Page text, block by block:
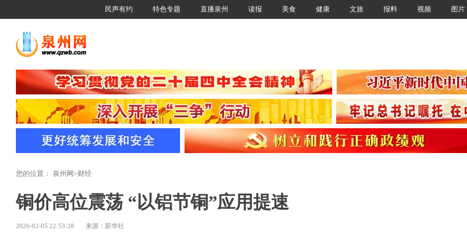
民声有约 特色专题 直播泉州 读报 美食 健康 文旅 报料 视频 图片
您的位置： 泉州网 >财经
铜价高位震荡 “以铝节铜”应用提速
2026-02-05 22:53:28 来源：新华社